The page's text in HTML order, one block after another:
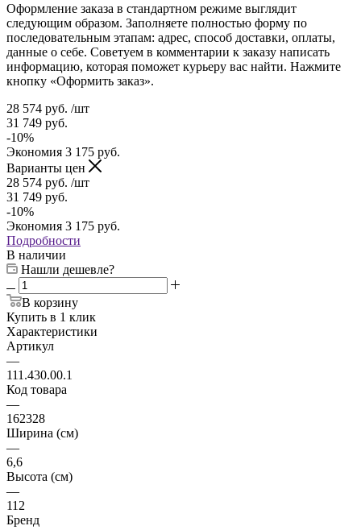
Оформление заказа в стандартном режиме выглядит
следующим образом. Заполняете полностью форму по
последовательным этапам: адрес, способ доставки, оплаты,
данные о себе. Советуем в комментарии к заказу написать
информацию, которая поможет курьеру вас найти. Нажмите
кнопку «Оформить заказ».
28 574 руб. /шт
31 749 руб.
-10%
Экономия 3 175 руб.
Варианты цен
28 574 руб. /шт
31 749 руб.
-10%
Экономия 3 175 руб.
Подробности
В наличии
Нашли дешевле?
В корзину
Купить в 1 клик
Характеристики
Артикул
—
111.430.00.1
Код товара
—
162328
Ширина (см)
—
6,6
Высота (см)
—
112
Бренд